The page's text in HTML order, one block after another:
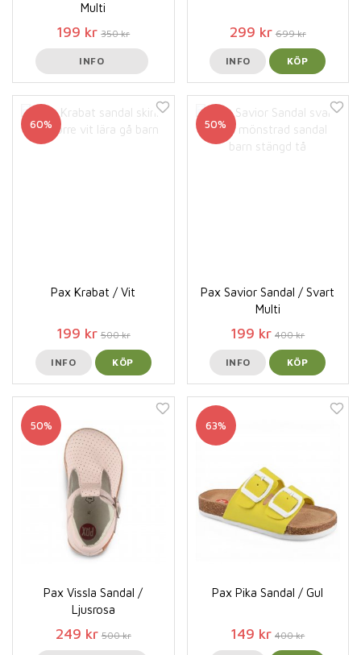
Multi
199 kr 350 kr
INFO
299 kr 699 kr
INFO KÖP
60%
Pax Krabat / Vit
199 kr 500 kr
INFO KÖP
50%
Pax Savior Sandal / Svart
Multi
199 kr 400 kr
INFO KÖP
50%
Pax Vissla Sandal /
Ljusrosa
249 kr 500 kr
63%
Pax Pika Sandal / Gul
149 kr 400 kr